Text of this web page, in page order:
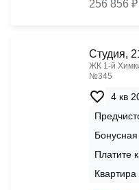
256 856 ₽
Cтудия,
ЖК 1‑й
№345
4 кв
Платите